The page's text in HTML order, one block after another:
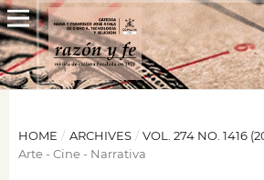
HOME / ARCHIVES / VOL. 274 NO. 1416
Arte - Cine - Narrativa